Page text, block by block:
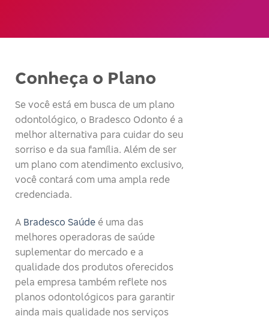
Conheça o Plano
Se você está em busca de um plano
odontológico, o Bradesco Odonto é a
melhor alternativa para cuidar do seu
sorriso e da sua família. Além de ser
um plano com atendimento exclusivo,
você contará com uma ampla rede
credenciada.
A Bradesco Saúde é uma das
melhores operadoras de saúde
suplementar do mercado e a
qualidade dos produtos oferecidos
pela empresa também reflete nos
planos odontológicos para garantir
ainda mais qualidade nos serviços